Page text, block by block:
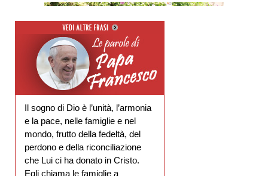
Il sogno di Dio è l’unità, l’armonia
e la pace, nelle famiglie e nel
mondo, frutto della fedeltà, del
perdono e della riconciliazione
che Lui ci ha donato in Cristo.
Egli chiama le famiglie a